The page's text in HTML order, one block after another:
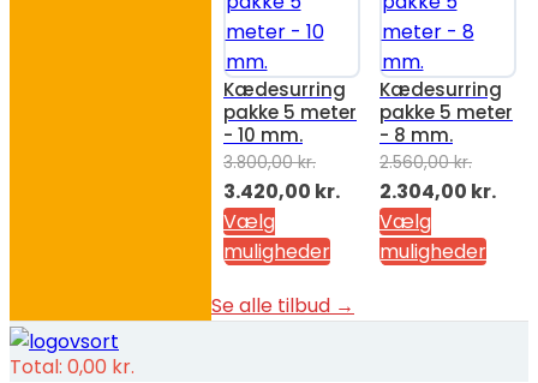
Kædesurring
pakke 5 meter
- 10 mm.
3.800,00kr.
Den
oprindelige
pris
3.800,00 kr..
3.420,00 kr.Den
aktuelle
3.420,00 kr..
Vælg
muligheder
Kædesurring
pakke 5 meter
- 8 mm.
2.560,00kr.
Den
oprindelige
pris
2.304,00 kr.Den
Vælg
muligheder
Se alle tilbud →
Total: 0,00 kr.